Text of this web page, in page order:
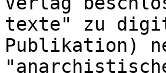
texte" zu
Publikation)